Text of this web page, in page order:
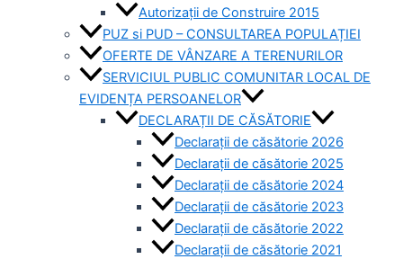
Autorizaţii de Construire 2015
PUZ si PUD – CONSULTAREA POPULAȚIEI
OFERTE DE VÂNZARE A TERENURILOR
SERVICIUL PUBLIC COMUNITAR LOCAL DE
EVIDENȚA PERSOANELOR
DECLARAȚII DE CĂSĂTORIE
Declarații de căsătorie 2026
Declarații de căsătorie 2025
Declarații de căsătorie 2024
Declarații de căsătorie 2023
Declarații de căsătorie 2022
Declarații de căsătorie 2021